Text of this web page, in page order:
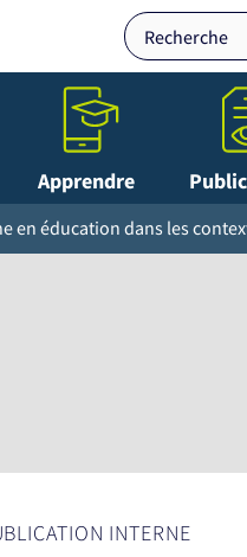
Apprendre
en éducation dans les
INTERNE